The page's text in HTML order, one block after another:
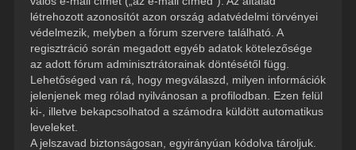
létrehozott azonosítót azon ország adatvédelmi törvényei
védelmezik, melyben a fórum szervere található. A
regisztráció során megadott egyéb adatok kötelezősége
az adott fórum adminisztrátorainak döntésétől függ.
Lehetőséged van rá, hogy megválaszd, milyen információk
jelenjenek meg rólad nyilvánosan a profilodban. Ezen felül
ki-, illetve bekapcsolhatod a számodra küldött automatikus
leveleket.
A jelszavad biztonságosan, egyirányúan kódolva tároljuk.